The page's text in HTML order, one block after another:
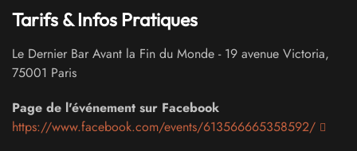
Tarifs & Infos Pratiques
Le Dernier Bar Avant la Fin du Monde - 19 avenue Victoria,
75001 Paris
Page de l'événement sur Facebook
https://www.facebook.com/events/613566665358592/